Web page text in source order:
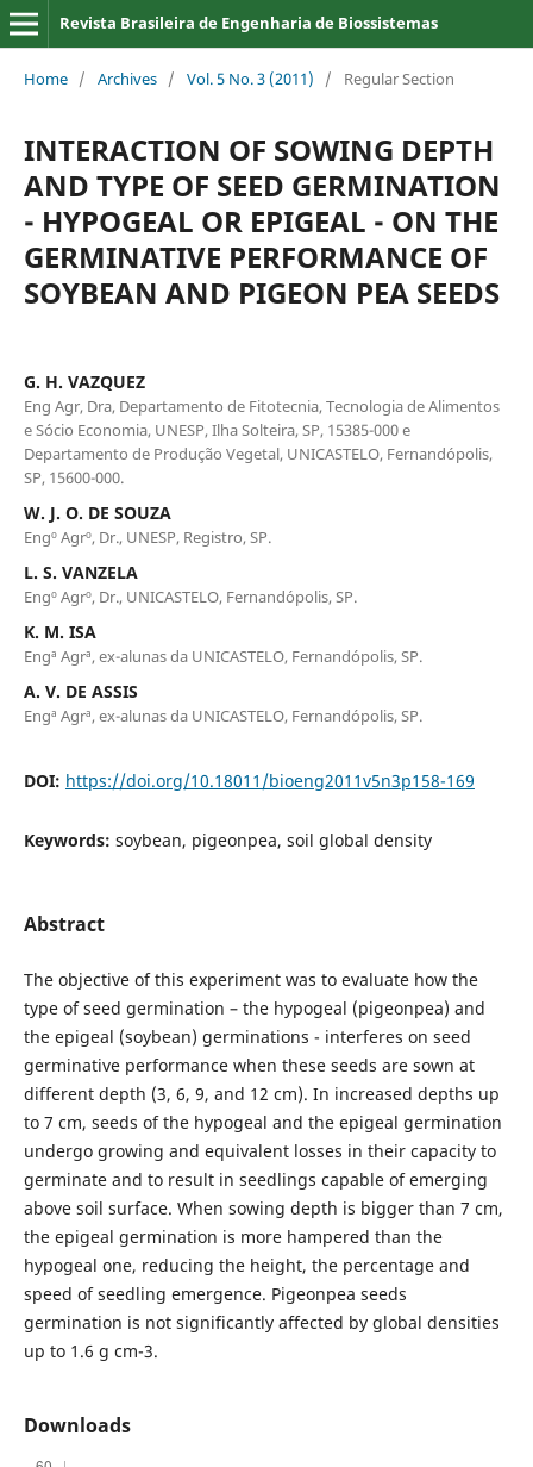
Revista Brasileira de Engenharia de Biossistemas
Home / Archives / Vol. 5 No. 3 (2011) / Regular Section
INTERACTION OF SOWING DEPTH
AND TYPE OF SEED GERMINATION
- HYPOGEAL OR EPIGEAL - ON THE
GERMINATIVE PERFORMANCE OF
SOYBEAN AND PIGEON PEA SEEDS
G. H. VAZQUEZ
Eng Agr, Dra, Departamento de Fitotecnia, Tecnologia de Alimentos
e Sócio Economia, UNESP, Ilha Solteira, SP, 15385-000 e
Departamento de Produção Vegetal, UNICASTELO, Fernandópolis,
SP, 15600-000.
W. J. O. DE SOUZA
Engº Agrº, Dr., UNESP, Registro, SP.
L. S. VANZELA
Engº Agrº, Dr., UNICASTELO, Fernandópolis, SP.
K. M. ISA
Engª Agrª, ex-alunas da UNICASTELO, Fernandópolis, SP.
A. V. DE ASSIS
Engª Agrª, ex-alunas da UNICASTELO, Fernandópolis, SP.
DOI: https://doi.org/10.18011/bioeng2011v5n3p158-169
Keywords: soybean, pigeonpea, soil global density
Abstract
The objective of this experiment was to evaluate how the
type of seed germination – the hypogeal (pigeonpea) and
the epigeal (soybean) germinations - interferes on seed
germinative performance when these seeds are sown at
different depth (3, 6, 9, and 12 cm). In increased depths up
to 7 cm, seeds of the hypogeal and the epigeal germination
undergo growing and equivalent losses in their capacity to
germinate and to result in seedlings capable of emerging
above soil surface. When sowing depth is bigger than 7 cm,
the epigeal germination is more hampered than the
hypogeal one, reducing the height, the percentage and
speed of seedling emergence. Pigeonpea seeds
germination is not significantly affected by global densities
up to 1.6 g cm-3.
Downloads